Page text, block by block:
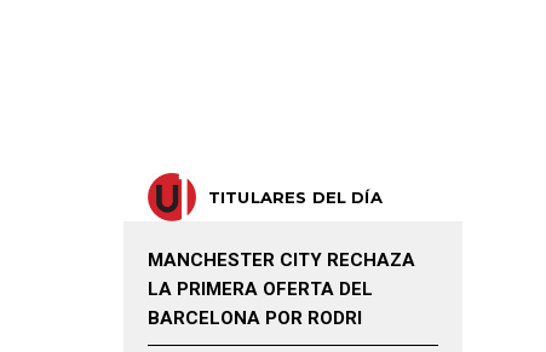
TITULARES DEL DÍA
MANCHESTER CITY RECHAZA
LA PRIMERA OFERTA DEL
BARCELONA POR RODRI